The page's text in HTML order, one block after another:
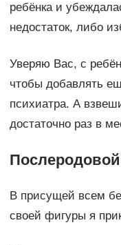
ребёнка и
недостаток, либо
Уверяю Вас, с
чтобы добавлять
психиатра. А
достаточно раз в
В присущей всем
своей фигуры я